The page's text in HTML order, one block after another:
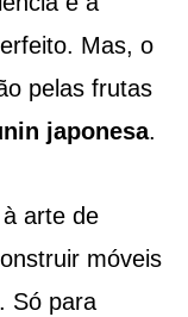
Mas, o
pelas frutas
japonesa.
arte de
móveis
. Só para